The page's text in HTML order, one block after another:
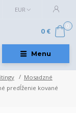
Menu
EUR
0
0 €
Mosadzné
predĺženie kované